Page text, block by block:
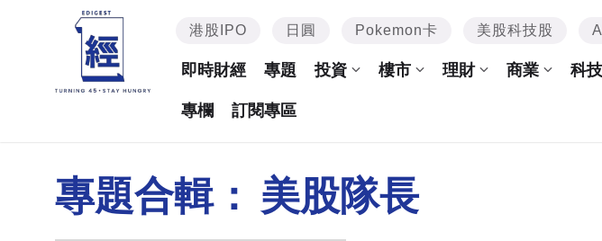
港股IPO 日圓 Pokemon卡 美股科技股 AI
即時財經 專題 投資 樓市 理財 商業 科技
專欄 訂閱專區
專題合輯： 美股隊長